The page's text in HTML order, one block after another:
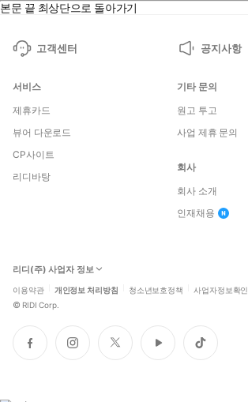
본문 끝 최상단으로 돌아가기
고객센터 공지사항
서비스
제휴카드
뷰어 다운로드
CP사이트
리디바탕
기타 문의
원고 투고
사업 제휴 문의
회사
회사 소개
인재채용
리디(주) 사업자 정보
이용약관 개인정보 처리방침 청소년보호정책 사업자정보확인
© RIDI Corp.
페
이
인
스
트
위
유
튜
틱
톡